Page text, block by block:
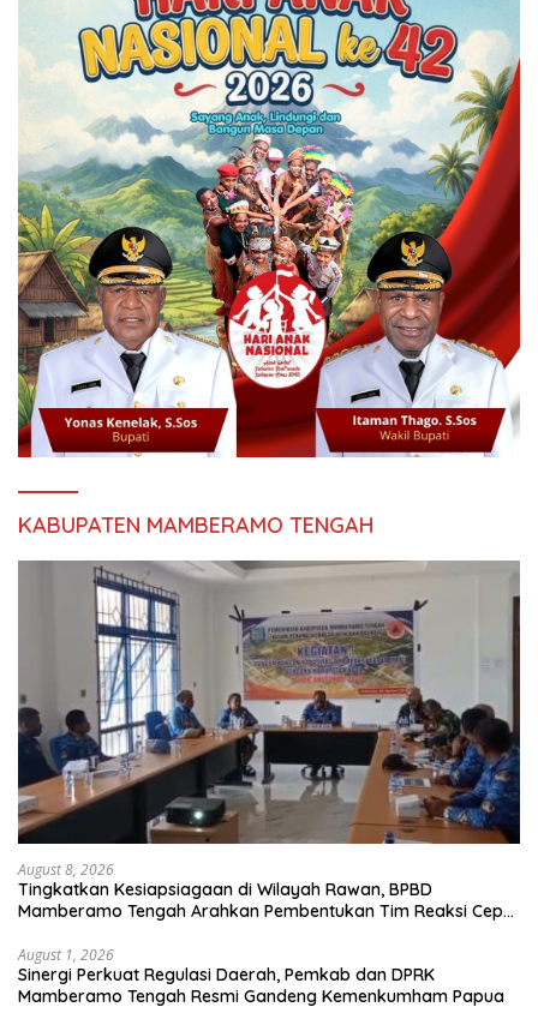
KABUPATEN MAMBERAMO TENGAH
August 8, 2026
Tingkatkan Kesiapsiagaan di Wilayah Rawan, BPBD
Mamberamo Tengah Arahkan Pembentukan Tim Reaksi Cepat
August 1, 2026
Sinergi Perkuat Regulasi Daerah, Pemkab dan DPRK
Mamberamo Tengah Resmi Gandeng Kemenkumham Papua